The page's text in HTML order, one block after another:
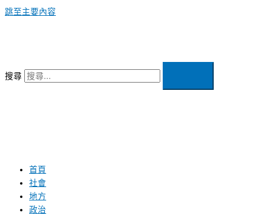
跳至主要內容
搜尋
首頁
社會
地方
政治